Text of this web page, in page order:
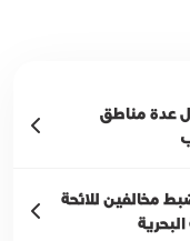
عدة مناطق
مخالفين للائحة